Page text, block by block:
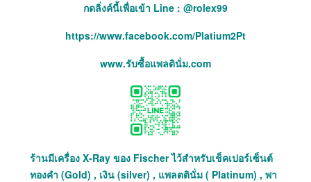
กดลิ่งค์นี้เพื่อเข้า Line : @rolex99
https://www.facebook.com/Platium2Pt
www.รับซื้อแพลตินั่ม.com
ร้านมีเครื่อง X-Ray ของ Fischer ไว้สำหรับเช็คเปอร์เซ็นต์
ทองคำ (Gold) , เงิน (silver) , แพลตตินั่ม ( Platinum) , พา